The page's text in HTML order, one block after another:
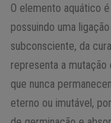
O elemento aquático
possuindo uma
subconsciente, da
representa a
que nunca
eterno ou imutável,